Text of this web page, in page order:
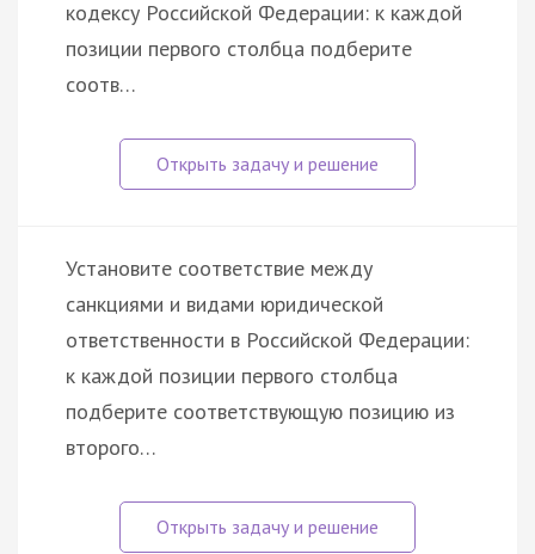
кодексу Российской Федерации: к каждой
позиции первого столбца подберите
соотв…
Установите соответствие между
санкциями и видами юридической
ответственности в Российской Федерации:
к каждой позиции первого столбца
подберите соответствующую позицию из
второго…